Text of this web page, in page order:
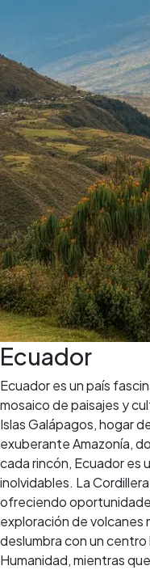
Ecuador
Ecuador es un país
mosaico de paisajes y
Islas Galápagos, hogar
exuberante Amazonía,
cada rincón, Ecuador es
inolvidables. La
ofreciendo
exploración de volcanes
deslumbra con un
Humanidad, mientras